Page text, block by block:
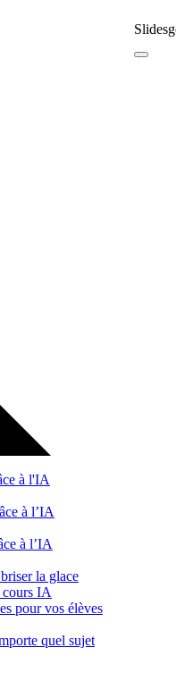
à l'IA
à l’IA
à l’IA
la glace
cours IA
pour vos élèves
quel sujet